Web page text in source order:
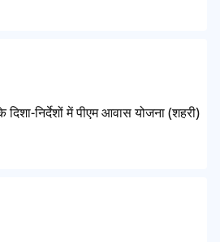
निर्देशों में पीएम आवास योजना (शहरी)